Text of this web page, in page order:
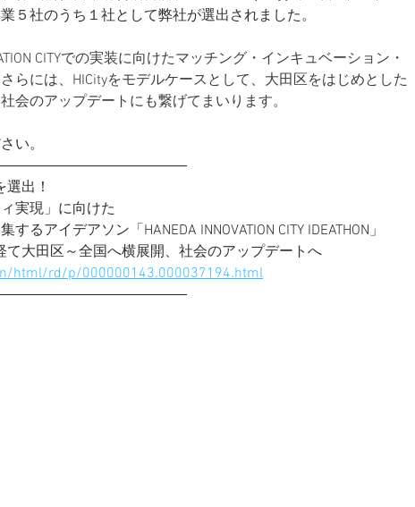
５社のうち１社として弊社が選出されました。
CITYでの実装に向けたマッチング・インキュベーション・
らには、HICityをモデルケースとして、大田区をはじめとした
会のアップデートにも繋げてまいります。
い。
出！
実現」に向けた
るアイデアソン「HANEDA INNOVATION CITY IDEATHON」
て大田区～全国へ横展開、社会のアップデートへ
html/rd/p/000000143.000037194.html